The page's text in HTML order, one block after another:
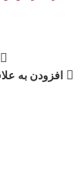
افزودن به